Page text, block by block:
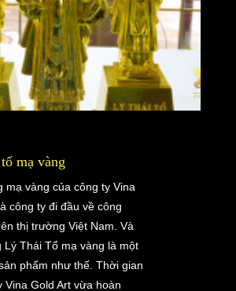
mạ vàng
mạ vàng của công ty Vina
công ty đi đầu về công
thị trường Việt Nam. Và
Thái Tổ mạ vàng là một
phẩm như thế. Thời gian
Vina Gold Art vừa hoàn